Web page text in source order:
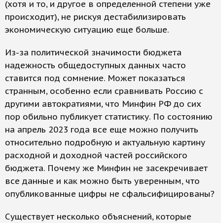
(хотя и то, и другое в определенной степени уже
происходит), не рискуя дестабилизировать
экономическую ситуацию еще больше.
Из-за политической значимости бюджета
надежность общедоступных данных часто
ставится под сомнение. Может показаться
странным, особенно если сравнивать Россию с
другими автократиями, что Минфин РФ до сих
пор обильно публикует статистику. По состоянию
на апрель 2023 года все еще можно получить
относительно подробную и актуальную картину
расходной и доходной частей российского
бюджета. Почему же Минфин не засекречивает
все данные и как можно быть уверенным, что
опубликованные цифры не сфальсифицированы?
Существует несколько объяснений, которые